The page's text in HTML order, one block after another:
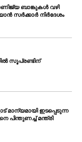
ബാങ്കുകൾ വഴി
സർക്കാർ നിർദേശം
സൂപ്രണ്ടിന്
മാന്യമായി ഇടപ്പെടുന്ന
പിന്തുണച്ച് മന്ത്രി